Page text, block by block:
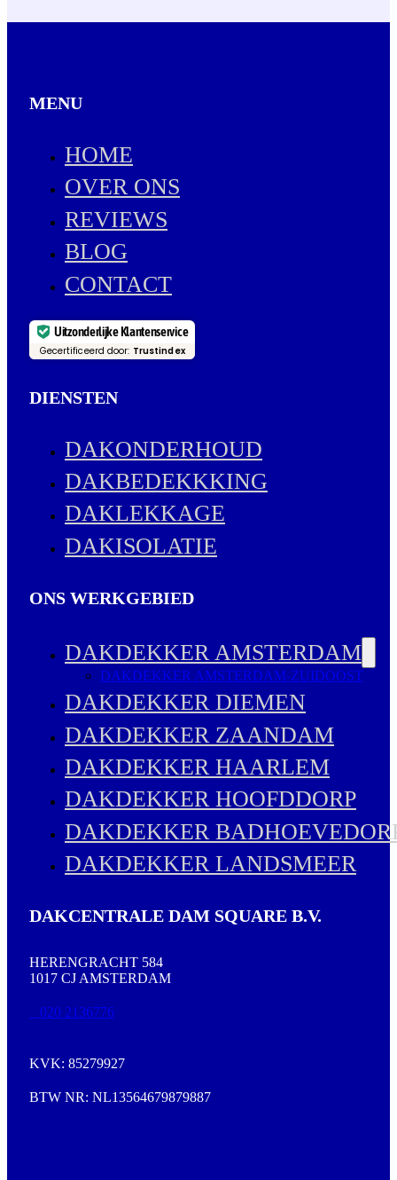
MENU
HOME
OVER ONS
REVIEWS
BLOG
CONTACT
Uitzonderlijke Klantenservice
Gecertificeerd door: Trustindex
DIENSTEN
DAKONDERHOUD
DAKBEDEKKKING
DAKLEKKAGE
DAKISOLATIE
ONS WERKGEBIED
DAKDEKKER AMSTERDAM
DAKDEKKER AMSTERDAM-ZUIDOOST
DAKDEKKER DIEMEN
DAKDEKKER ZAANDAM
DAKDEKKER HAARLEM
DAKDEKKER HOOFDDORP
DAKDEKKER
DAKDEKKER LANDSMEER
DAKCENTRALE DAM SQUARE B.V.
HERENGRACHT 584
1017 CJ AMSTERDAM
020 2136776
KVK: 85279927
BTW NR: NL13564679879887